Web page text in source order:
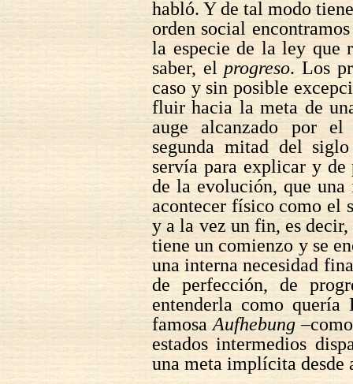
habló. Y de tal modo
orden social
la especie de la ley que
saber, el progreso. Los
caso y sin posible
fluir hacia la meta de
auge alcanzado por
segunda mitad del
servía para explicar y de
de la evolución, que
acontecer físico como el
y a la vez un fin, es
tiene un comienzo y se
una interna necesidad
de perfección, de
entenderla como
famosa Aufhebung–como
estados intermedios
una meta implícita desde